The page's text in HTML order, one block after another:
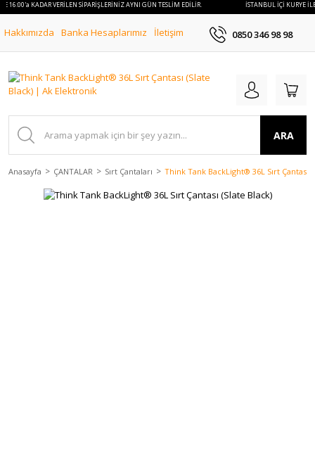
16:00'a KADAR VERİLEN SİPARİŞLERİNİZ AYNI GÜN TESLİM EDİLİR. İSTANBUL İÇİ KURYE
Hakkımızda Banka Hesaplarımız İletişim 0850 346 98 98
ARA
Anasayfa ÇANTALAR Sırt Çantaları Think Tank BackLight® 36L Sırt Çantası